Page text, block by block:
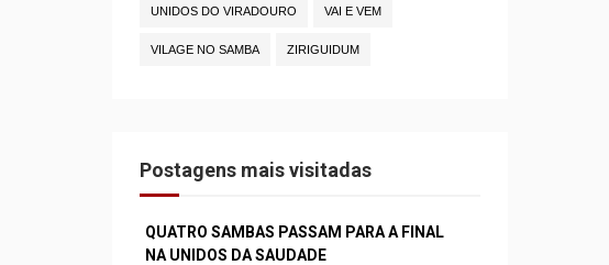
UNIDOS DO VIRADOURO VAI E VEM
VILAGE NO SAMBA ZIRIGUIDUM
Postagens mais visitadas
QUATRO SAMBAS PASSAM PARA A FINAL
NA UNIDOS DA SAUDADE